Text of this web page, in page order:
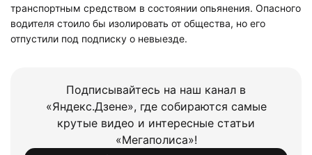
транспортным средством в состоянии опьянения. Опасного
водителя стоило бы изолировать от общества, но его
отпустили под подписку о невыезде.
Подписывайтесь на наш канал в
«Яндекс.Дзене», где собираются самые
крутые видео и интересные статьи
«Мегаполиса»!